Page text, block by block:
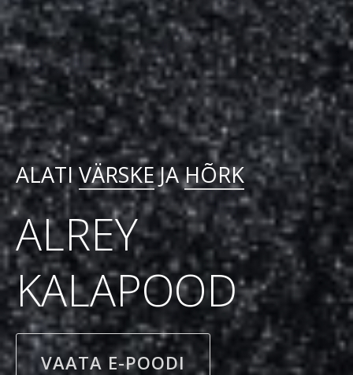
ALATIVÄRSKEJAHÕRK
ALREY
KALAPOOD
VAATA E-POODI